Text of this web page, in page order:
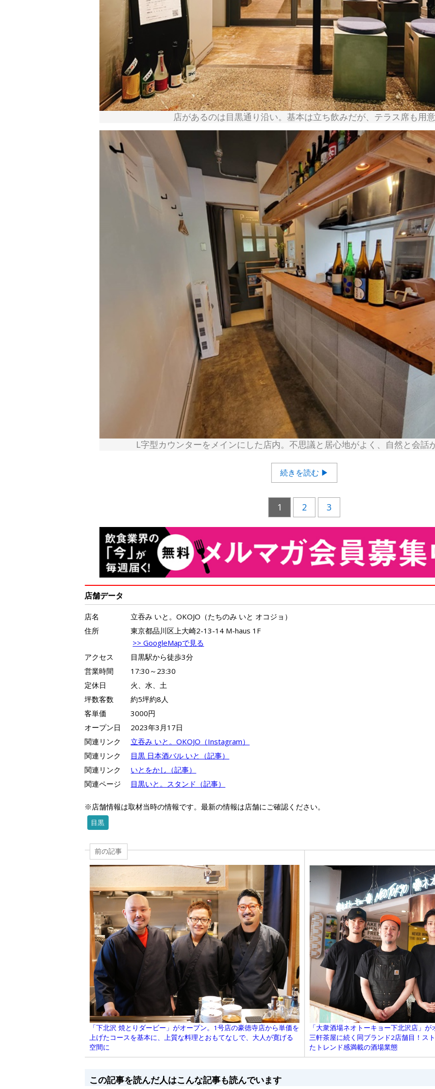
店があるのは目黒通り沿い。基本は立ち飲みだが、テラス席も用意
L字型カウンターをメインにした店内。不思議と居心地がよく、自然と会話
続きを読む ▶
1 2 3
店舗データ
店名
立吞み いと。OKOJO（たちのみ いと オコジョ）
住所
東京都品川区上大崎2-13-14 M-haus 1F
>> GoogleMapで見る
アクセス
目黒駅から徒歩3分
営業時間
17:30～23:30
定休日
火、水、土
坪数客数
約5坪約8人
客単価
3000円
オープン日
2023年3月17日
関連リンク
立吞み いと。OKOJO（Instagram）
関連リンク
目黒 日本酒バル いと（記事）
関連リンク
いとをかし（記事）
関連ページ
目黒いと。スタンド（記事）
※店舗情報は取材当時の情報です。最新の情報は店舗にご確認ください。
目黒
前の記事
「下北沢 焼とりダービー」がオープン。1号店の豪徳寺店から単価を
上げたコースを基本に、上質な料理とおもてなしで、大人が寛げる
空間に
「大衆酒場ネオトーキョー下北沢店」
三軒茶屋に続く同ブランド2店舗目！ス
たトレンド感満載の酒場業態
この記事を読んだ人はこんな記事も読んでいます